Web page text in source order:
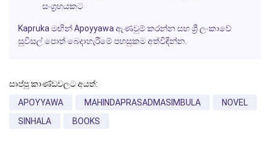
සංග්‍රහයකට
Kapruka මඟින්Apoyyawa ඇණවුම් කරන්න සහ ශ්‍රී ලංකාවේ
සුවිසල් පොත් බෙදාහැරීමේ පහසුකම අත්විඳින්න.
සාප්පු කාණ්ඩවලට අයත්:
APOYYAWA
MAHINDAPRASADMASIMBULA
NOVEL
SINHALA
BOOKS